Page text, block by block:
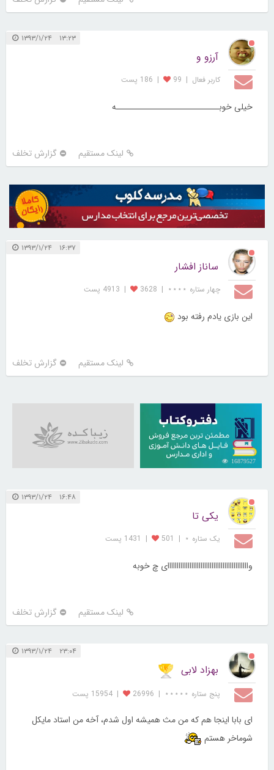
۱۳:۲۳ ۱۳۹۳/۱/۲۴
آرزو و
کاربر فعال |
99
| 186 پست
خیلی خوبــــــــــــــــــــــــــــه
لینک مستقیم گزارش تخلف
۱۶:۳۷ ۱۳۹۳/۱/۲۴
ساناز افشار
چهار ستاره ⋆⋆⋆⋆ |
3628
| 4913 پست
این بازی یادم رفته بود
لینک مستقیم گزارش تخلف
16879527
۱۶:۴۸ ۱۳۹۳/۱/۲۴
یکی تا
یک ستاره ⋆ |
501
| 1431 پست
واااااااااااااااااااااااااااااااااااااااااااای چ خوبه
لینک مستقیم گزارش تخلف
۲۳:۰۴ ۱۳۹۳/۱/۲۴
بهزاد لابی
پنج ستاره ⋆⋆⋆⋆⋆ |
26996
| 15954 پست
ای بابا اینجا هم که من مث همیشه اول شدم، آخه من استاد مایکل
شوماخر هستم